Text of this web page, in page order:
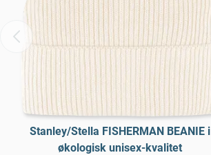
Stanley/Stella FISHERMAN BEANIE i
økologisk unisex-kvalitet